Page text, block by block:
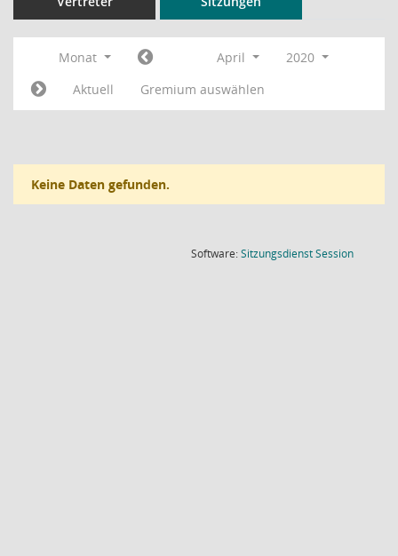
Monat April
2020
Aktuell
Gremium auswählen
Keine Daten gefunden.
Software:SitzungsdienstSession(Wird in